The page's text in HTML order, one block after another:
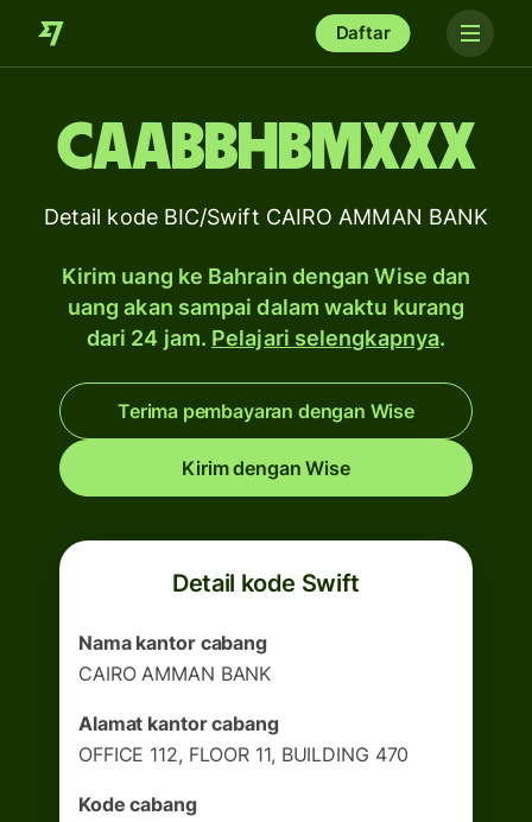
Daftar
CAABBHBMXXX
Detail kode BIC/Swift CAIRO AMMAN BANK
Kirim uang ke Bahrain dengan Wise dan
uang akan sampai dalam waktu kurang
dari 24 jam. Pelajari selengkapnya.
Terima pembayaran dengan Wise
Kirim dengan Wise
Detail kode Swift
Nama kantor cabang
CAIRO AMMAN BANK
Alamat kantor cabang
OFFICE 112, FLOOR 11, BUILDING 470
Kode cabang